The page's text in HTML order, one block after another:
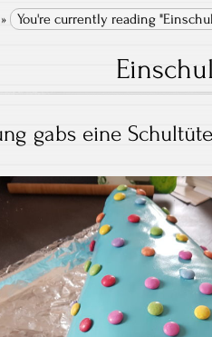
» You're currently reading
gabs eine